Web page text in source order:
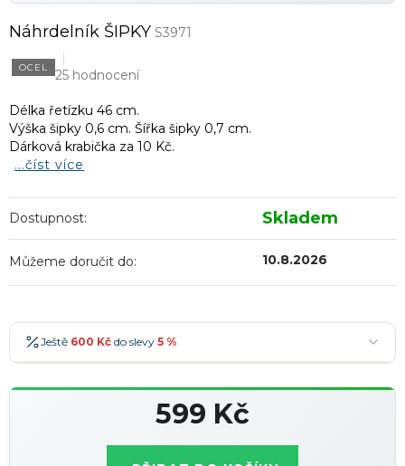
Náhrdelník ŠIPKY S3971
OCEL 25 hodnocení
Délka řetízku 46 cm.
Výška šipky 0,6 cm. Šířka šipky 0,7 cm.
Dárková krabička za 10 Kč.
...číst více
Dostupnost: Skladem
Můžeme doručit do: 10.8.2026
Ještě 600 Kč do slevy 5 %
599 Kč